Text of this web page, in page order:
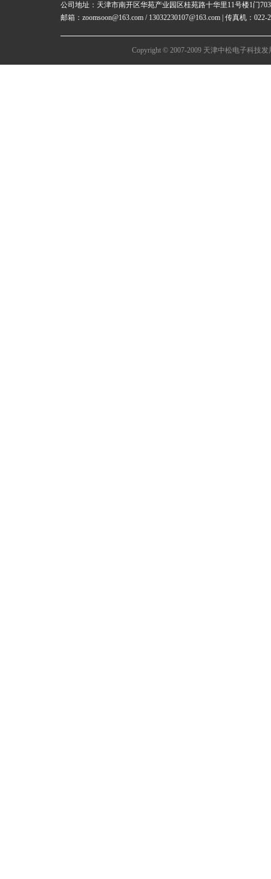
公司地址：天津市南开区华苑产业园区桂苑路十华里11号楼1门
邮箱：zoomsoon@163.com / 13032230107@163.com | 传真机：
Copyright © 2007-2009 天津中松电子科